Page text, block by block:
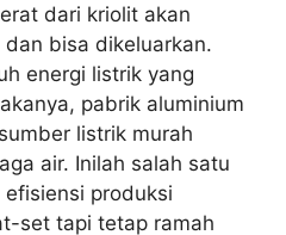
dari kriolit akan
bisa dikeluarkan.
energi listrik yang
pabrik aluminium
listrik murah
air. Inilah salah satu
produksi
set tapi tetap ramah